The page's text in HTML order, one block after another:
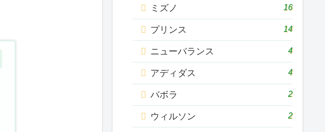
ミズノ 16
プリンス 14
ニューバランス 4
アディダス 4
バボラ 2
ウィルソン 2